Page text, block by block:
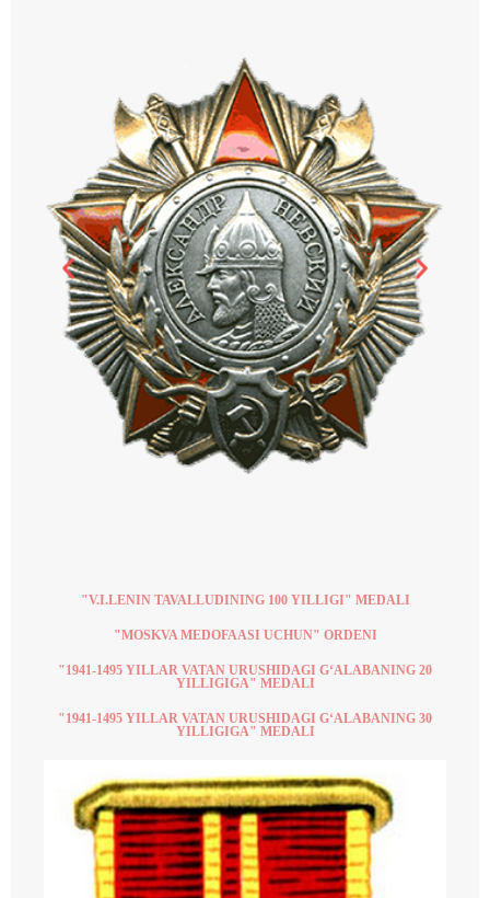
"V.I.LENIN TAVALLUDINING 100 YILLIGI" MEDALI
"MOSKVA MEDOFAASI UCHUN" ORDENI
"1941-1495 YILLAR VATAN URUSHIDAGI G‘ALABANING 20
YILLIGIGA" MEDALI
"1941-1495 YILLAR VATAN URUSHIDAGI G‘ALABANING 30
YILLIGIGA" MEDALI